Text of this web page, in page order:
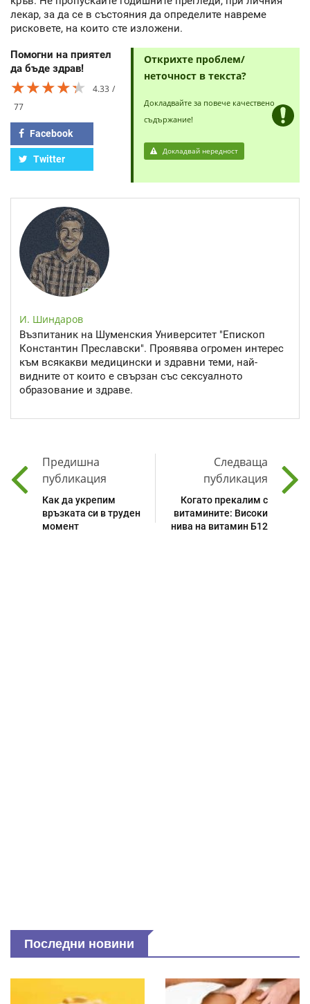
лекар, за да се в състояния да определите навреме
рисковете, на които сте изложени.
Помогни на приятел
да бъде здрав!
★★★★★
★★★★★
★★★★★
4.33
77
Facebook
Twitter
Открихте проблем/
неточност в текста?
Докладвайте за повече качествено
съдържание!
Докладвай нередност
И. Шиндаров
Възпитаник на Шуменския Университет "Епископ
Константин Преславски". Проявява огромен интерес
към всякакви медицински и здравни теми, най-
видните от които е свързан със сексуалното
образование и здраве.
Предишна
публикация
Как да укрепим
връзката си в труден
момент
Следваща
публикация
Когато прекалим с
витамините: Високи
нива на витамин Б12
Последни новини